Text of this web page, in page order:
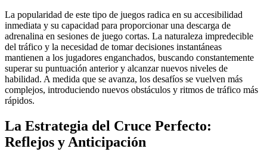
La popularidad de este tipo de juegos radica en su accesibilidad
inmediata y su capacidad para proporcionar una descarga de
adrenalina en sesiones de juego cortas. La naturaleza impredecible
del tráfico y la necesidad de tomar decisiones instantáneas
mantienen a los jugadores enganchados, buscando constantemente
superar su puntuación anterior y alcanzar nuevos niveles de
habilidad. A medida que se avanza, los desafíos se vuelven más
complejos, introduciendo nuevos obstáculos y ritmos de tráfico más
rápidos.
La Estrategia del Cruce Perfecto:
Reflejos y Anticipación